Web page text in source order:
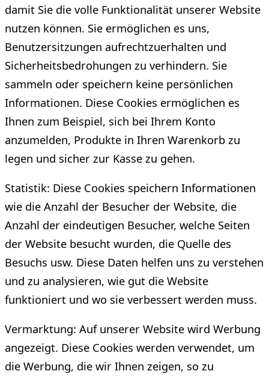
damit Sie die volle Funktionalität unserer Website
nutzen können. Sie ermöglichen es uns,
Benutzersitzungen aufrechtzuerhalten und
Sicherheitsbedrohungen zu verhindern. Sie
sammeln oder speichern keine persönlichen
Informationen. Diese Cookies ermöglichen es
Ihnen zum Beispiel, sich bei Ihrem Konto
anzumelden, Produkte in Ihren Warenkorb zu
legen und sicher zur Kasse zu gehen.
Statistik: Diese Cookies speichern Informationen
wie die Anzahl der Besucher der Website, die
Anzahl der eindeutigen Besucher, welche Seiten
der Website besucht wurden, die Quelle des
Besuchs usw. Diese Daten helfen uns zu verstehen
und zu analysieren, wie gut die Website
funktioniert und wo sie verbessert werden muss.
Vermarktung: Auf unserer Website wird Werbung
angezeigt. Diese Cookies werden verwendet, um
die Werbung, die wir Ihnen zeigen, so zu